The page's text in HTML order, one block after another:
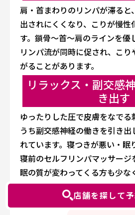
店舗を探して
肩・首まわりのリンパが滞ると
出されにくくなり、こりが慢性
す。鎖骨〜首〜肩のラインを優
リンパ流が同時に促され、こ
がることがあります。
リラックス・副交感
き出す
ゆったりした圧で皮膚をなで
うち副交感神経の働きを引き出
れています。寝つきが悪い・眠
寝前のセルフリンパマッサージ
眠の質が変わってくる方も少な
神経を整える呼吸法と組み合わ
待できます。